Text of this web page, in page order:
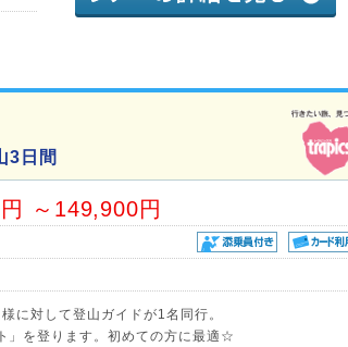
3日間
～149,900円
に対して登山ガイドが1名同行。
」を登ります。初めての方に最適☆